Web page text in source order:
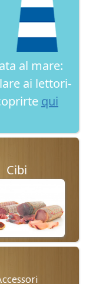
al mare:
ai lettori-
qui
Cibi